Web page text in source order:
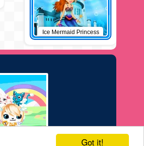
Got it!
Ice Mermaid Princess